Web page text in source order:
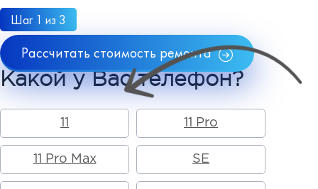
Рассчитать стоимость ремонта
Шаг 1 из 3
Какой у Вас телефон?
11 Pro
11 Pro Max SE